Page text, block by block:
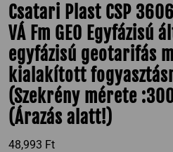
Csatari Plast CSP
VÁ Fm GEO Egyfázisú
egyfázisú geotarifás
kialakított
(Szekrény mérete
(Árazás alatt!)
48,993 Ft